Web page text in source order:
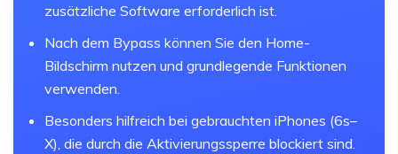
zusätzliche Software erforderlich ist.
Nach dem Bypass können Sie den Home-
Bildschirm nutzen und grundlegende Funktionen
verwenden.
Besonders hilfreich bei gebrauchten iPhones (6s–
X), die durch die Aktivierungssperre blockiert sind.